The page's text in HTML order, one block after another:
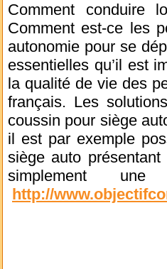
Comment conduire
Comment est-ce les
autonomie pour se
essentielles qu’il est
la qualité de vie des
français. Les
coussin pour siège
il est par exemple
siège auto
simplement
http://